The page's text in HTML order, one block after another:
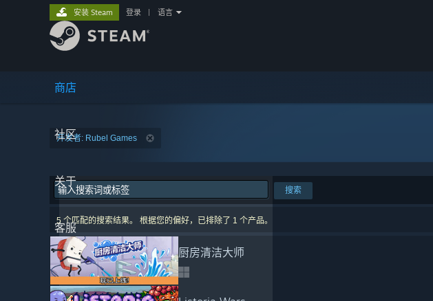
商店
社区
关于
客服
安装 Steam 登录 语言
开发者: Rubel Games
搜索
5 个匹配的搜索结果。 根据您的偏好，已排除了 1 个产品。
厨房清洁大师